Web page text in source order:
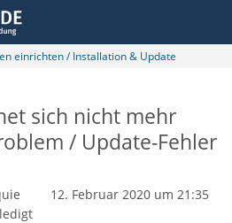
einrichten / Installation & Update
sich nicht mehr
/ Update-Fehler
12. Februar 2020 um 21:35